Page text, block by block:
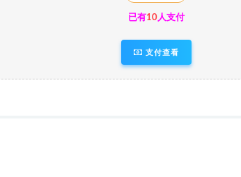
已有10人支付
支付查看